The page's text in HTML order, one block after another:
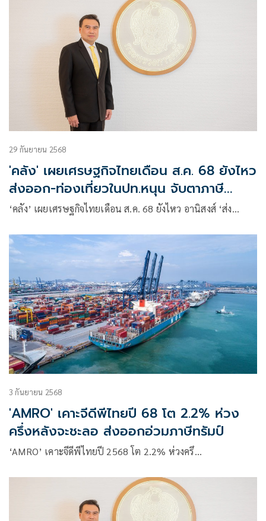
29 กันยายน 2568
'คลัง' เผยเศรษฐกิจไทยเดือน ส.ค. 68 ยังไหว
ส่งออก-ท่องเที่ยวในปท.หนุน จับตาภาษี
สหรัฐฯ-นโยบายรบ.
‘คลัง’ เผยเศรษฐกิจไทยเดือน ส.ค. 68 ยังไหว อานิสงส์ ‘ส่ง…
3 กันยายน 2568
'AMRO' เคาะจีดีพีไทยปี 68 โต 2.2% ห่วง
ครึ่งหลังจะชะลอ ส่งออกอ่วมภาษีทรัมป์
‘AMRO’ เคาะจีดีพีไทยปี 2568 โต 2.2% ห่วงครึ…